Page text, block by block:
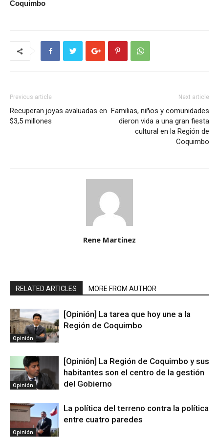
Coquimbo
Previous article
Recuperan joyas avaluadas en
$3,5 millones
Next article
Familias, niños y comunidades
dieron vida a una gran fiesta
cultural en la Región de
Coquimbo
Rene Martinez
RELATED ARTICLES MORE FROM AUTHOR
Opinión
[Opinión] La tarea que hoy une a la
Región de Coquimbo
Opinión
[Opinión] La Región de Coquimbo y sus
habitantes son el centro de la gestión
del Gobierno
Opinión
La política del terreno contra la política
entre cuatro paredes